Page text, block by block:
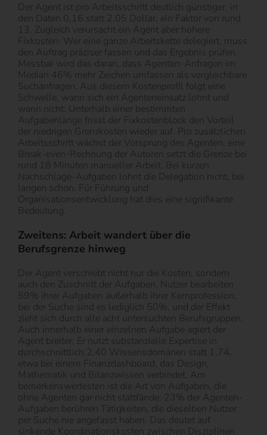
Der Agent ist pro Arbeitsschritt deutlich günstiger, in
den Daten 0,16 statt 2,05 Dollar, ein Faktor von rund
13. Zugleich verursacht ein Agent aber höhere
Fixkosten: Wer eine ganze Arbeitskette delegiert, muss
den Auftrag präziser fassen und das Ergebnis prüfen.
Messbar wird das daran, dass Agenten-Anfragen im
Median 46% mehr Zeichen umfassen als vergleichbare
Suchanfragen. Aus diesem Kostenprofil folgt eine
Schwelle, wann sich ein Agenteneinsatz lohnt und
wann nicht: Unterhalb einer bestimmten
Aufgabenlänge frisst der Fixkostenblock den Vorteil
der niedrigen Grenzkosten wieder auf. Pro zusätzlichen
Arbeitsschritt wächst der Vorsprung des Agenten, eine
Break-even-Rechnung der Autoren setzt die Grenze bei
rund 18 Minuten manueller Arbeit. Bei kurzen
Nachschlage-Aufgaben lohnt die Delegation nicht, bei
langen schon. Für Führung und
Organisationsentwicklung hat dies eine signifikante
Bedeutung.
Zweitens: Arbeit wandert über die
Berufsgrenze hinweg
Der Agent verschiebt nicht nur die Kosten, sondern
auch den Zuschnitt der Aufgaben. Nutzer bearbeiten
59% ihrer Aufgaben außerhalb ihrer Kernprofession,
bei der Suche sind es lediglich 50%, und der Effekt
zieht sich durch alle acht untersuchten Berufsgruppen.
Auch innerhalb einer einzelnen Aufgabe agiert der
Agent breiter: Er nutzt substanzielle Expertise in
durchschnittlich 2,40 Wissensdomänen statt 1,74,
etwa bei einem Finanzdashboard, das Design,
Mathematik und Bilanzwissen verbindet. Am
bemerkenswertesten ist die Art von Aufgaben, die
ohne Agenten gar nicht stattfände: 23% der Agenten-
Aufgaben berühren Tätigkeiten, die dieselben Nutzer
per Suche nie angefasst haben. Das deutet auf
sinkende Koordinationskosten zwischen Disziplinen